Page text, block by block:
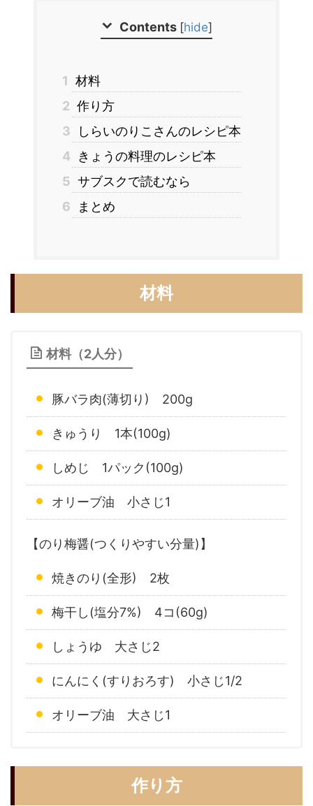
Contents [hide]
1 材料
2 作り方
3
しらいのりこさんのレシピ本
4
きょうの料理のレシピ本
5 サブスクで読むなら
6
まとめ
材料
材料（2人分）
豚バラ肉(薄切り) 200g
きゅうり 1本(100g)
しめじ 1パック(100g)
オリーブ油 小さじ1
【のり梅醤(つくりやすい分量)】
焼きのり(全形) 2枚
梅干し(塩分7%) 4コ(60g)
しょうゆ 大さじ2
にんにく(すりおろす) 小さじ1/2
オリーブ油 大さじ1
作り方